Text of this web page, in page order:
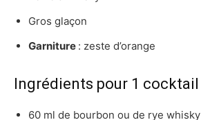
Gros glaçon
Garniture : zeste d’orange
Ingrédients pour 1 cocktail
60 ml de bourbon ou de rye whisky